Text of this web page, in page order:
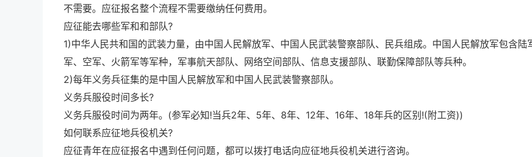
不需要。应征报名整个流程不需要缴纳任何费用。
应征能去哪些军和和部队?
1)中华人民共和国的武装力量，由中国人民解放军、中国人民武装警察部队、民兵组成。中国人民解放军包含陆
军、空军、火箭军等军种，军事航天部队、网络空间部队、信息支援部队、联勤保障部队等兵种。
2)每年义务兵征集的是中国人民解放军和中国人民武装警察部队。
义务兵服役时间多长?
义务兵服役时间为两年。(参军必知!当兵2年、5年、8年、12年、16年、18年兵的区别!(附工资))
如何联系应征地兵役机关?
应征青年在应征报名中遇到任何问题，都可以拨打电话向应征地兵役机关进行咨询。